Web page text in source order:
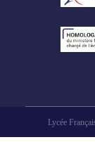
Lycée